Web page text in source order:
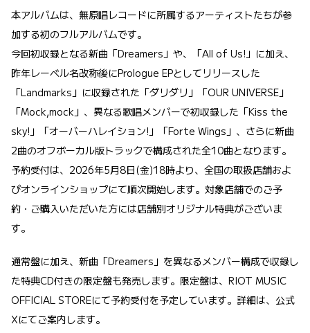
本アルバムは、無原唱レコードに所属するアーティストたちが参
加する初のフルアルバムです。
今回初収録となる新曲「Dreamers」や、「All of Us!」に加え、
昨年レーベル名改称後にPrologue EPとしてリリースした
「Landmarks」に収録された「ダリダリ」「OUR UNIVERSE」
「Mock,mock」、異なる歌唱メンバーで初収録した「Kiss the
sky!」「オーバーハレイション!」「Forte Wings」、さらに新曲
2曲のオフボーカル版トラックで構成された全10曲となります。
予約受付は、2026年5月8日(金)18時より、全国の取扱店舗およ
びオンラインショップにて順次開始します。対象店舗でのご予
約・ご購入いただいた方には店舗別オリジナル特典がございま
す。
通常盤に加え、新曲「Dreamers」を異なるメンバー構成で収録し
た特典CD付きの限定盤も発売します。限定盤は、RIOT MUSIC
OFFICIAL STOREにて予約受付を予定しています。詳細は、公式
Xにてご案内します。